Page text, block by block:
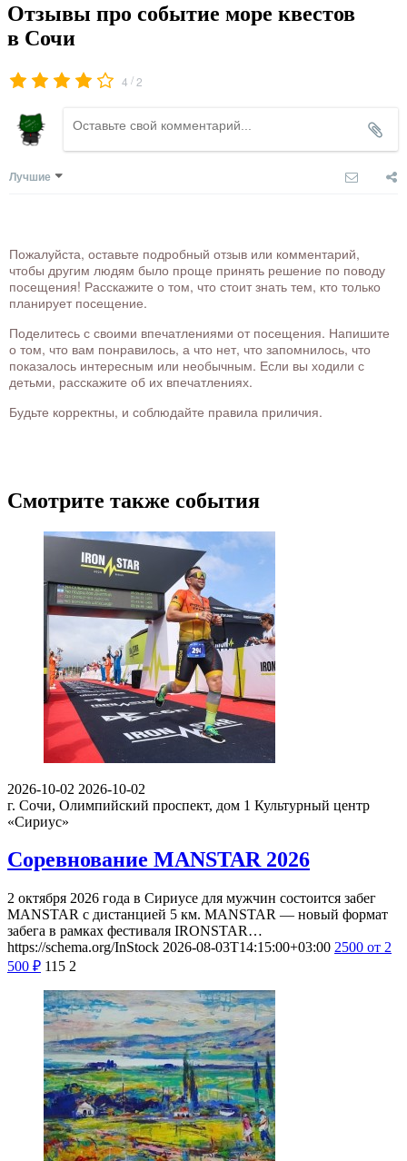
Отзывы про событие море квестов
в Сочи
4 /2
Лучшие
Пожалуйста, оставьте подробный отзыв или комментарий,
чтобы другим людям было проще принять решение по поводу
посещения! Расскажите о том, что стоит знать тем, кто только
планирует посещение.
Поделитесь с своими впечатлениями от посещения. Напишите
о том, что вам понравилось, а что нет, что запомнилось, что
показалось интересным или необычным. Если вы ходили с
детьми, расскажите об их впечатлениях.
Будьте корректны, и соблюдайте правила приличия.
Смотрите также события
2026-10-02 2026-10-02
г. Сочи, Олимпийский проспект, дом 1 Культурный центр
«Сириус»
Соревнование MANSTAR 2026
2 октября 2026 года в Сириусе для мужчин состоится забег
MANSTAR с дистанцией 5 км. MANSTAR — новый формат
забега в рамках фестиваля IRONSTAR…
https://schema.org/InStock 2026-08-03T14:15:00+03:00 2500 от 2
500 ₽ 115 2